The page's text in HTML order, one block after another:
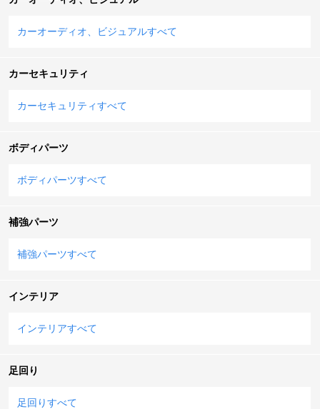
カーオーディオ、ビジュアルすべて
カーセキュリティ
カーセキュリティすべて
ボディパーツ
ボディパーツすべて
補強パーツ
補強パーツすべて
インテリア
インテリアすべて
足回り
足回りすべて